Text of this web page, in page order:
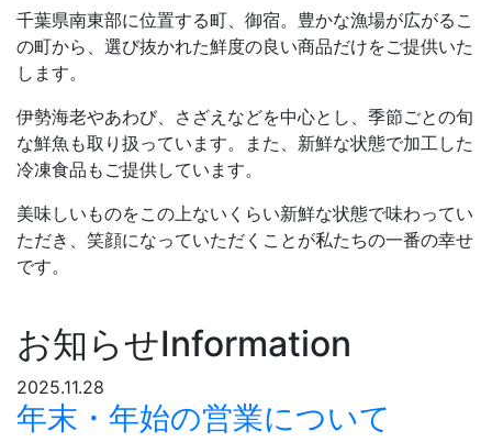
千葉県南東部に位置する町、御宿。豊かな漁場が広がるこ
の町から、選び抜かれた鮮度の良い商品だけをご提供いた
します。
伊勢海老やあわび、さざえなどを中心とし、季節ごとの旬
な鮮魚も取り扱っています。また、新鮮な状態で加工した
冷凍食品もご提供しています。
美味しいものをこの上ないくらい新鮮な状態で味わってい
ただき、笑顔になっていただくことが私たちの一番の幸せ
です。
お知らせInformation
2025.11.28
年末・年始の営業について